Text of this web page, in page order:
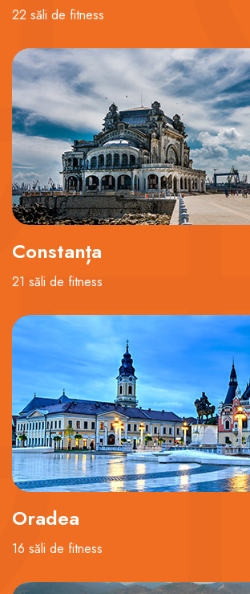
22 săli de fitness
Constanța
21 săli de fitness
Oradea
16 săli de fitness